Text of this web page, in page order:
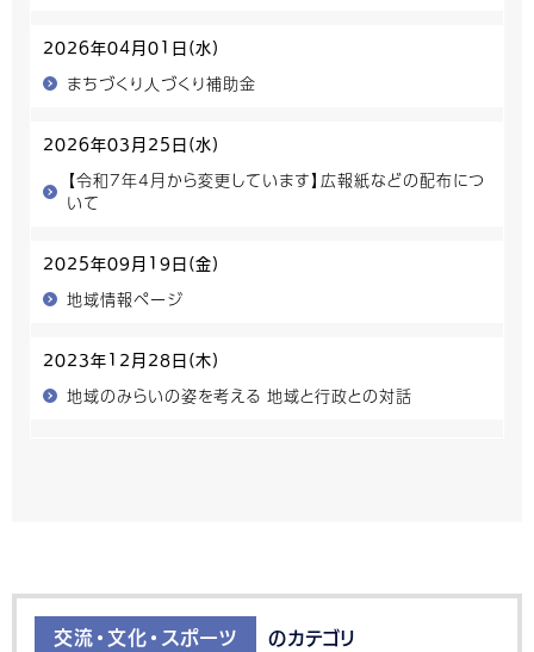
2026年04月01日(水)
まちづくり人づくり補助金
2026年03月25日(水)
【令和7年4月から変更しています】広報紙などの配布につ
いて
2025年09月19日(金)
地域情報ページ
2023年12月28日(木)
地域のみらいの姿を考える 地域と行政との対話
交流・文化・スポーツ のカテゴリ